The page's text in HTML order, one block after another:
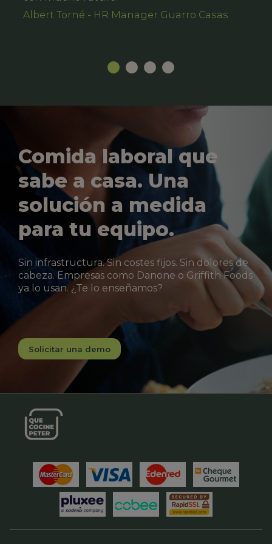
Albert Torné - HR Manager Guarro Casas
Comida laboral que
sabe a casa. Una
solución a medida
para tu equipo.
Sin infrastructura. Sin costes fijos. Sin dolores de
cabeza. Empresas como Danone o Griffith Foods
ya lo usan. ¿Te lo enseñamos?
Solicitar una demo